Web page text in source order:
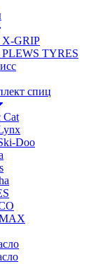
GRIP
TYRES
спиц
Cat
Doo